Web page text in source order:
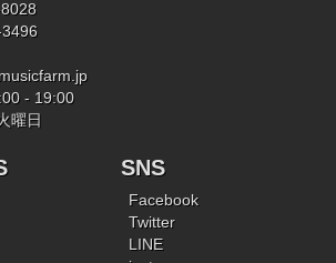
3496
- 19:00
曜日
SNS
Facebook
Twitter
LINE